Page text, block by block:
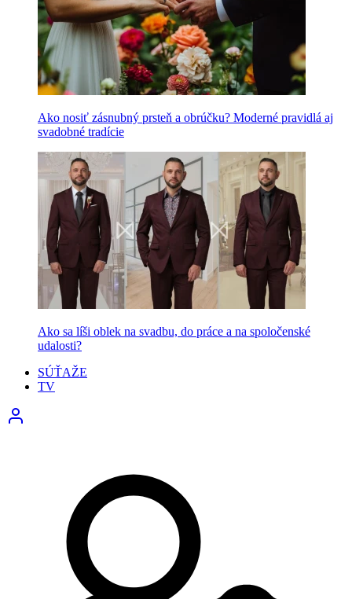
Ako nosiť zásnubný prsteň a obrúčku? Moderné pravidlá aj
svadobné tradície
Ako sa líši oblek na svadbu, do práce a na spoločenské
udalosti?
SÚŤAŽE
TV